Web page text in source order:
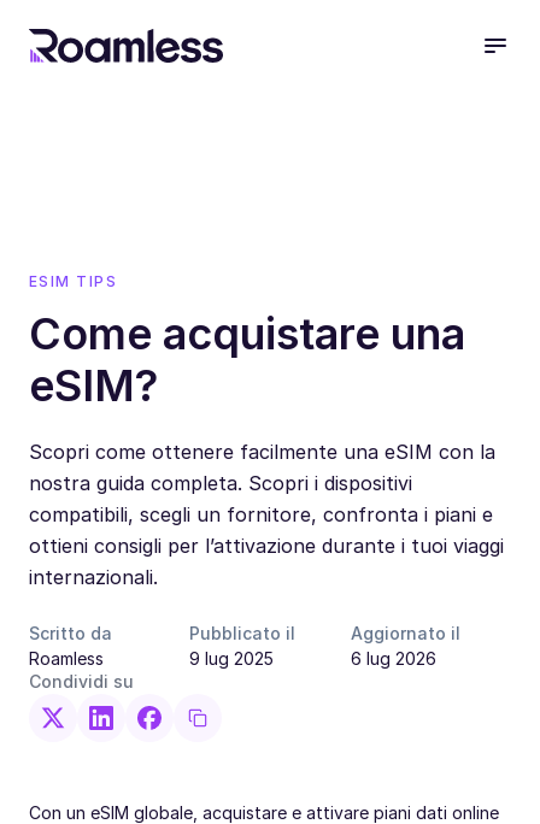
ESIM TIPS
Come acquistare una
eSIM?
Scopri come ottenere facilmente una eSIM con la
nostra guida completa. Scopri i dispositivi
compatibili, scegli un fornitore, confronta i piani e
ottieni consigli per l’attivazione durante i tuoi viaggi
internazionali.
Scritto da
Roamless
Pubblicato il
9 lug 2025
Aggiornato il
6 lug 2026
Condividi su
Con un eSIM globale, acquistare e attivare piani dati online